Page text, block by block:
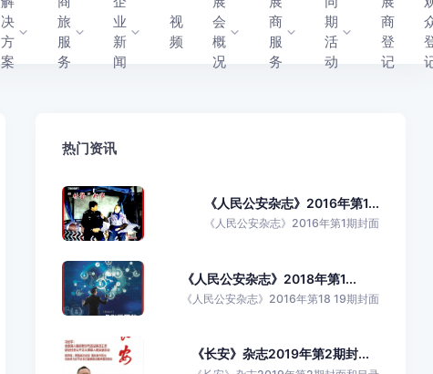
决
方
案
旅
服
务
业
新
闻
视
频
会
概
况
商
服
务
期
活
动
商
登
记
热门资讯
《人民公安杂志》2016年第1...
《人民公安杂志》2016年第1期封面
《人民公安杂志》2018年第1...
《人民公安杂志》2016年第18 19期封面
《长安》杂志2019年第2期封...